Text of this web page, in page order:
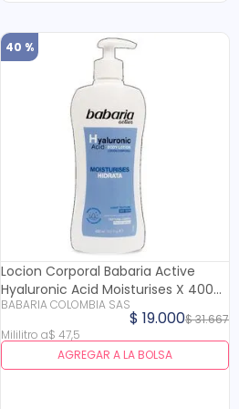
40 %
Locion Corporal Babaria Active
Hyaluronic Acid Moisturises X 400
Ml
BABARIA COLOMBIA SAS
$31.667
$ 19.000
Mililitro a$ 47,5
AGREGAR A LA BOLSA